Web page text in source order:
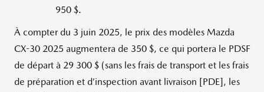
950 $.
À compter du 3 juin 2025, le prix des modèles Mazda
CX-30 2025 augmentera de 350 $, ce qui portera le PDSF
de départ à 29 300 $ (sans les frais de transport et les frais
de préparation et d’inspection avant livraison [PDE], les